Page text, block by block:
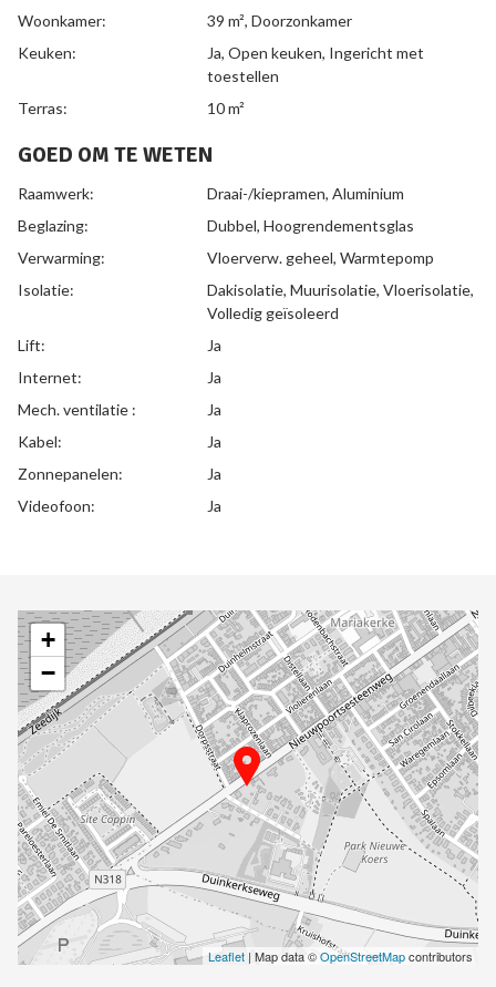
Woonkamer:
39 m², Doorzonkamer
Keuken:
Ja, Open keuken, Ingericht met
toestellen
Terras:
10 m²
GOED OM TE WETEN
Raamwerk:
Draai-/kiepramen, Aluminium
Beglazing:
Dubbel, Hoogrendementsglas
Verwarming:
Vloerverw. geheel, Warmtepomp
Isolatie:
Dakisolatie, Muurisolatie, Vloerisolatie,
Volledig geïsoleerd
Lift:
Ja
Internet:
Ja
Mech. ventilatie :
Ja
Kabel:
Ja
Zonnepanelen:
Ja
Videofoon:
Ja
+
−
Leaflet | Map data ©OpenStreetMapcontributors